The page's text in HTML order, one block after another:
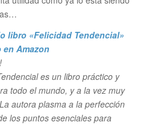
libro «Felicidad Tendencial»
Amazon
es un libro práctico y
todo el mundo, y a la vez muy
autora plasma a la perfección
los puntos esenciales para